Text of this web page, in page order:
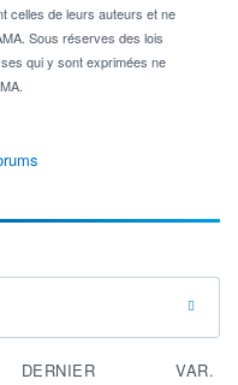
celles de leurs auteurs et ne
Sous réserves des lois
qui y sont exprimées ne
DERNIER VAR.